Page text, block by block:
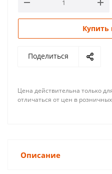
Купить
Поделиться
Цена действительна только
отличаться от цен в
Описание